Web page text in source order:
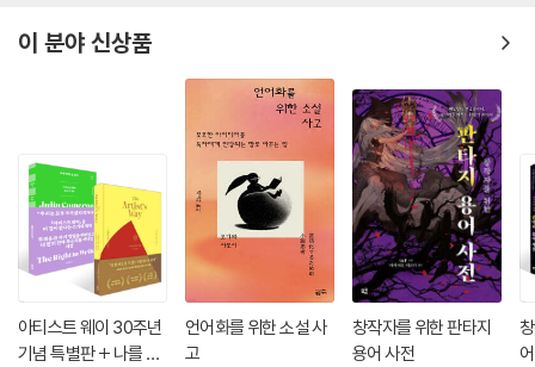
이 분야 신상품
아티스트 웨이 30주년
기념 특별판 + 나를 위
언어화를 위한 소설 사
고
창작자를 위한 판타지
용어 사전